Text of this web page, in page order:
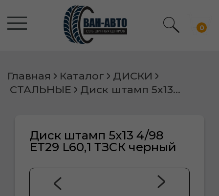
0
Главная Каталог
ДИСКИ
СТАЛЬНЫЕ
Диск штамп 5х13 4/98 ET29 L60,1 ТЗСК черный
Диск штамп 5х13 4/98
ET29 L60,1 ТЗСК черный